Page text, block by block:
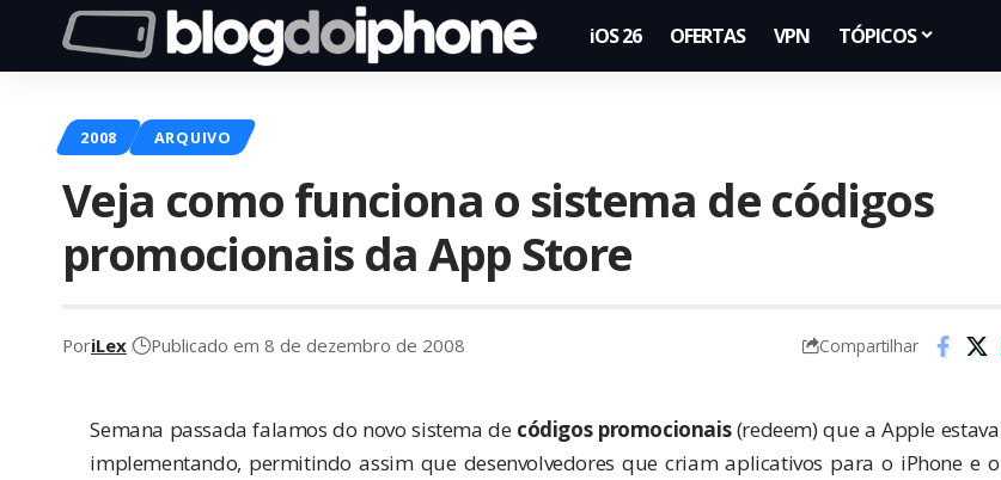
iOS 26 OFERTAS VPN TÓPICOS
2008 ARQUIVO
Veja como funciona o sistema de códigos
promocionais da App Store
PoriLex Publicado em 8 de dezembro de 2008 Compartilhar
Semana passada falamos do novo sistema de códigos promocionais(redeem) que a Apple estava
implementando, permitindo assim que desenvolvedores que criam aplicativos para o iPhone e o